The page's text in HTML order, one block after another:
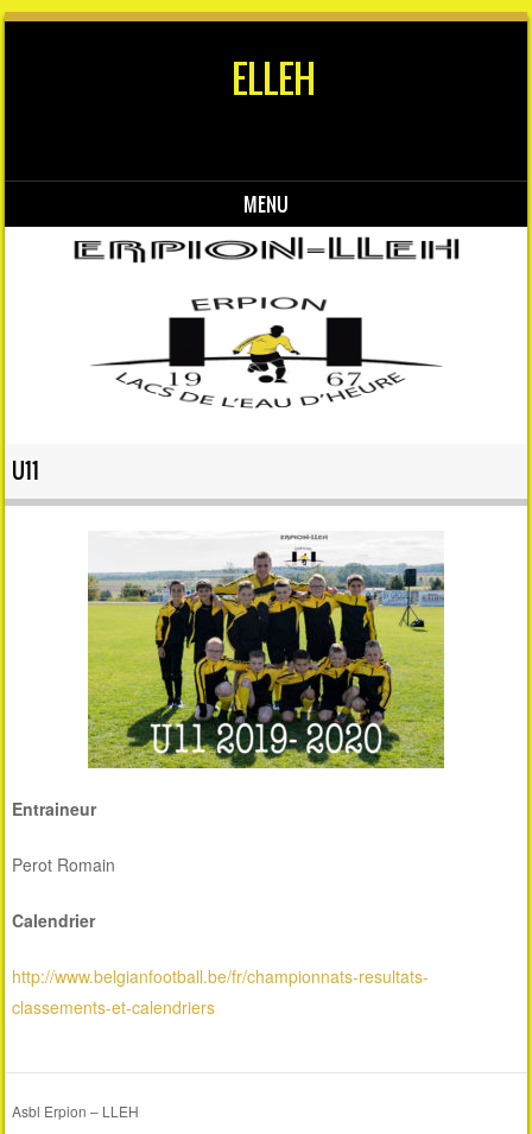
ELLEH
MENU
Skip to content
U11
Entraineur
Perot Romain
Calendrier
http://www.belgianfootball.be/fr/championnats-resultats-
classements-et-calendriers
Asbl Erpion – LLEH